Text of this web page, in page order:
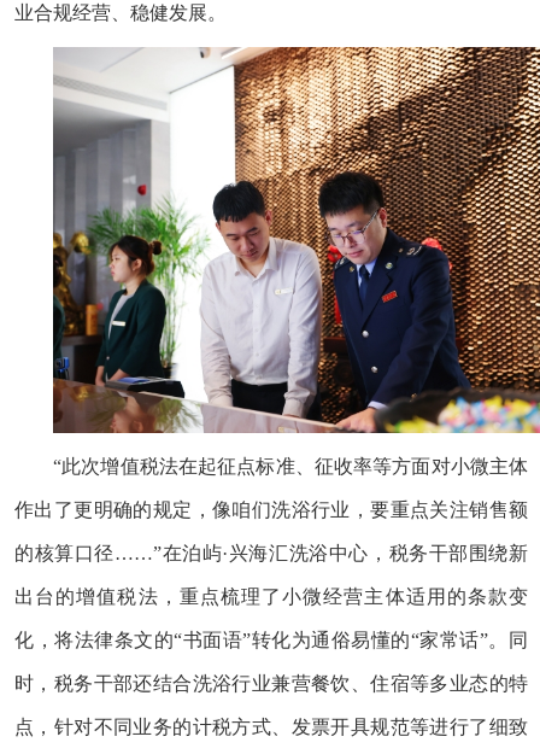
业合规经营、稳健发展。
“此次增值税法在起征点标准、征收率等方面对小微主体
作出了更明确的规定，像咱们洗浴行业，要重点关注销售额
的核算口径……”在泊屿·兴海汇洗浴中心，税务干部围绕新
出台的增值税法，重点梳理了小微经营主体适用的条款变
化，将法律条文的“书面语”转化为通俗易懂的“家常话”。同
时，税务干部还结合洗浴行业兼营餐饮、住宿等多业态的特
点，针对不同业务的计税方式、发票开具规范等进行了细致